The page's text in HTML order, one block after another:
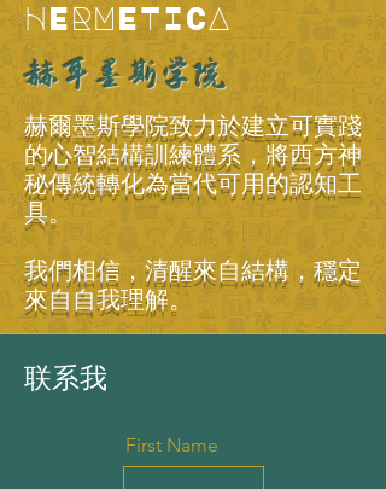
HERMETICA
赫耳墨斯学院
赫爾墨斯學院致力於建立可實踐
的心智結構訓練體系，將西方神
秘傳統轉化為當代可用的認知工
具。
我們相信，清醒來自結構，穩定
來自自我理解。
联系我
First Name